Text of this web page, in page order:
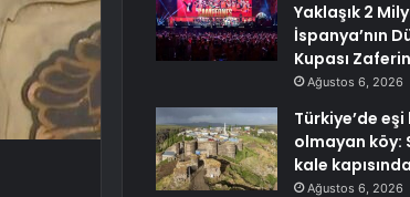
Yaklaşık 2
İspanya’nın
Kupası
Ağustos 6, 2026
Türkiye’de
olmayan köy:
kale
Ağustos 6, 2026